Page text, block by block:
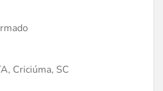
Criciúma, SC